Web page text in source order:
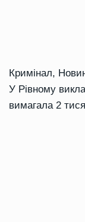
Кримінал,
У Рівному
вимагала 2